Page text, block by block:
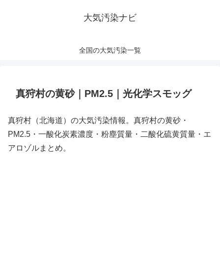
大気汚染ナビ
全国の大気汚染一覧
真狩村の黄砂｜PM2.5｜光化学スモッグ
真狩村（北海道）の大気汚染情報。真狩村の黄砂・
PM2.5・一酸化炭素濃度・粉塵質量・二酸化硫黄質量・エ
アロゾルまとめ。